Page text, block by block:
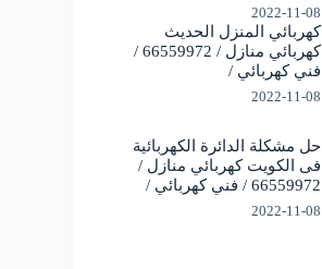
2022-11-08
كهربائي المنزل الحديث
كهربائي منازل / 66559972 /
فني كهربائي /
2022-11-08
حل مشكلة الدائرة الكهربائية
فى الكويت كهربائي منازل /
66559972 / فني كهربائي /
2022-11-08